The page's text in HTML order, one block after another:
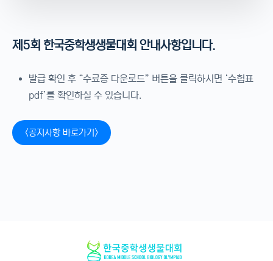
제5회 한국중학생생물대회 안내사항입니다.
발급 확인 후 “수료증 다운로드” 버튼을 클릭하시면 ‘수험표
pdf’를 확인하실 수 있습니다.
<공지사항 바로가기>